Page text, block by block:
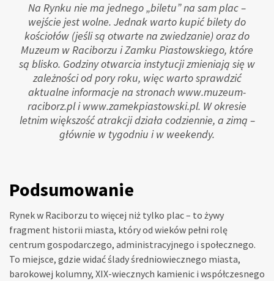
Na Rynku nie ma jednego „biletu” na sam plac –
wejście jest wolne. Jednak warto kupić bilety do
kościołów (jeśli są otwarte na zwiedzanie) oraz do
Muzeum w Raciborzu i Zamku Piastowskiego, które
są blisko. Godziny otwarcia instytucji zmieniają się w
zależności od pory roku, więc warto sprawdzić
aktualne informacje na stronach www.muzeum-
raciborz.pl i www.zamekpiastowski.pl. W okresie
letnim większość atrakcji działa codziennie, a zimą –
głównie w tygodniu i w weekendy.
Podsumowanie
Rynek w Raciborzu to więcej niż tylko plac – to żywy
fragment historii miasta, który od wieków pełni rolę
centrum gospodarczego, administracyjnego i społecznego.
To miejsce, gdzie widać ślady średniowiecznego miasta,
barokowej kolumny, XIX-wiecznych kamienic i współczesnego